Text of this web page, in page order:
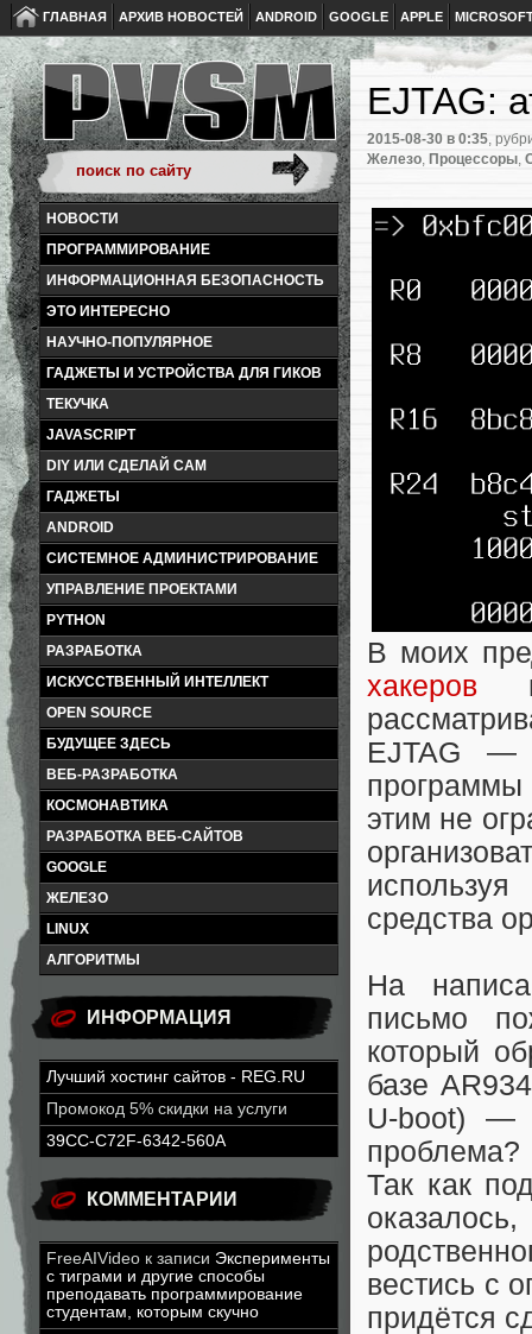
ГЛАВНАЯ АРХИВ НОВОСТЕЙ ANDROID GOOGLE APPLE
НОВОСТИ
ПРОГРАММИРОВАНИЕ
ИНФОРМАЦИОННАЯ БЕЗОПАСНОСТЬ
ЭТО ИНТЕРЕСНО
НАУЧНО-ПОПУЛЯРНОЕ
ГАДЖЕТЫ И УСТРОЙСТВА ДЛЯ ГИКОВ
ТЕКУЧКА
JAVASCRIPT
DIY ИЛИ СДЕЛАЙ САМ
ГАДЖЕТЫ
ANDROID
СИСТЕМНОЕ АДМИНИСТРИРОВАНИЕ
УПРАВЛЕНИЕ ПРОЕКТАМИ
PYTHON
РАЗРАБОТКА
ИСКУССТВЕННЫЙ ИНТЕЛЛЕКТ
OPEN SOURCE
БУДУЩЕЕ ЗДЕСЬ
ВЕБ-РАЗРАБОТКА
КОСМОНАВТИКА
РАЗРАБОТКА ВЕБ-САЙТОВ
GOOGLE
ЖЕЛЕЗО
LINUX
АЛГОРИТМЫ
ИНФОРМАЦИЯ
Лучший хостинг сайтов - REG.RU
Промокод 5% скидки на услуги
39CC-C72F-6342-560A
КОММЕНТАРИИ
FreeAIVideo к записи Эксперименты
с тиграми и другие способы
преподавать программирование
студентам, которым скучно
EJTAG:
2015-08-30 в 0:35,
Железо, Процессоры,
В моих
хакеров
EJTAG —
этим не
средства
На
письмо
который
базе
U-boot) —
проблема?
Так как
вестись с
придётся